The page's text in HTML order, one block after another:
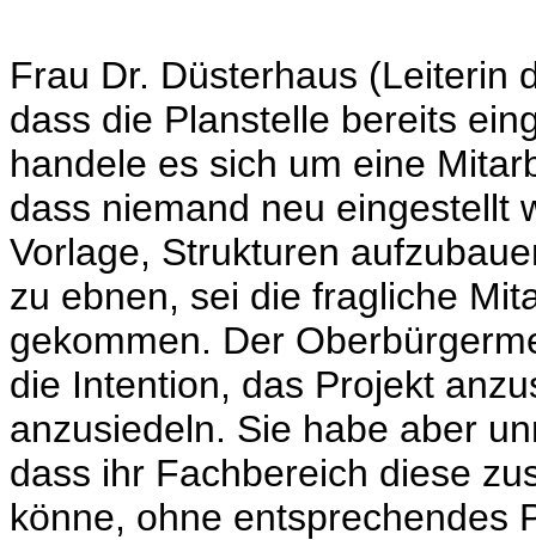
Frau Dr. Düsterhaus (Leiterin
dass die Planstelle bereits
handele es sich um eine
dass niemand neu eingestellt
Vorlage, Strukturen
zu ebnen, sei die fragliche
gekommen. Der
die Intention, das Projekt
anzusiedeln. Sie habe aber
dass ihr Fachbereich diese
könne, ohne entsprechendes